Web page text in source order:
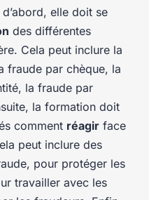
elle doit se
des différentes
Cela peut inclure la
fraude par chèque, la
la fraude par
la formation doit
comment réagir face
peut inclure des
pour protéger les
travailler avec les